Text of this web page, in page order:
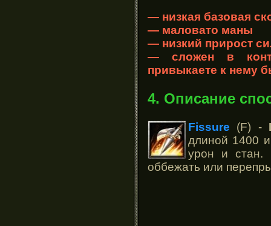
— низкая базовая
— маловато маны
— низкий прирост
— сложен в
привыкаете к нему
4. Описание
Fissure (F) -
длиной 1400 и
урон и стан.
оббежать или